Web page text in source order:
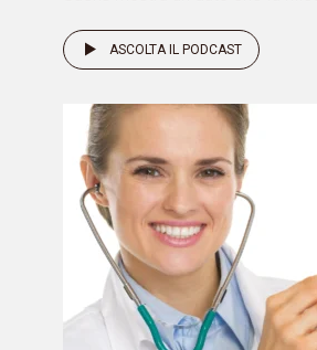
ASCOLTA IL PODCAST